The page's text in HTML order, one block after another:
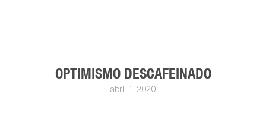
OPTIMISMO DESCAFEINADO
abril 1, 2020